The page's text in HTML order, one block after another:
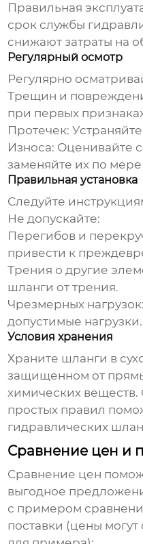
Правильная
срок службы
снижают затраты на
Регулярный осмотр
Регулярно
Трещин и
при первых
Протечек:
Износа: Оценивайте
заменяйте их по
Правильная установка
Следуйте
Не допускайте:
Перегибов и
привести к
Трения о другие
шланги от трения.
Чрезмерных нагрузок:
допустимые нагрузки.
Условия хранения
Храните шланги в
защищенном от
химических
простых правил
гидравлических
Сравнение цен и
Сравнение цен
выгодное
с примером
поставки (цены